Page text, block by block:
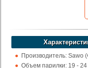
Производитель: Sawo
Объем парилки: 19 - 24